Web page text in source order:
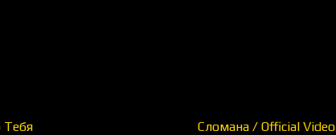
Тебя
Сломана / Official Video